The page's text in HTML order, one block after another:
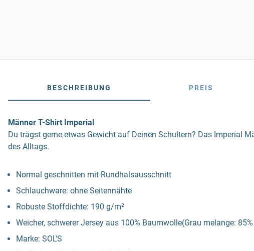
BESCHREIBUNG PREIS
Männer T-Shirt Imperial
Du trägst gerne etwas Gewicht auf Deinen Schultern? Das Imperial
des Alltags.
Normal geschnitten mit Rundhalsausschnitt
Schlauchware: ohne Seitennähte
Robuste Stoffdichte: 190 g/m²
Weicher, schwerer Jersey aus 100% Baumwolle(Grau melange:
Marke: SOL'S